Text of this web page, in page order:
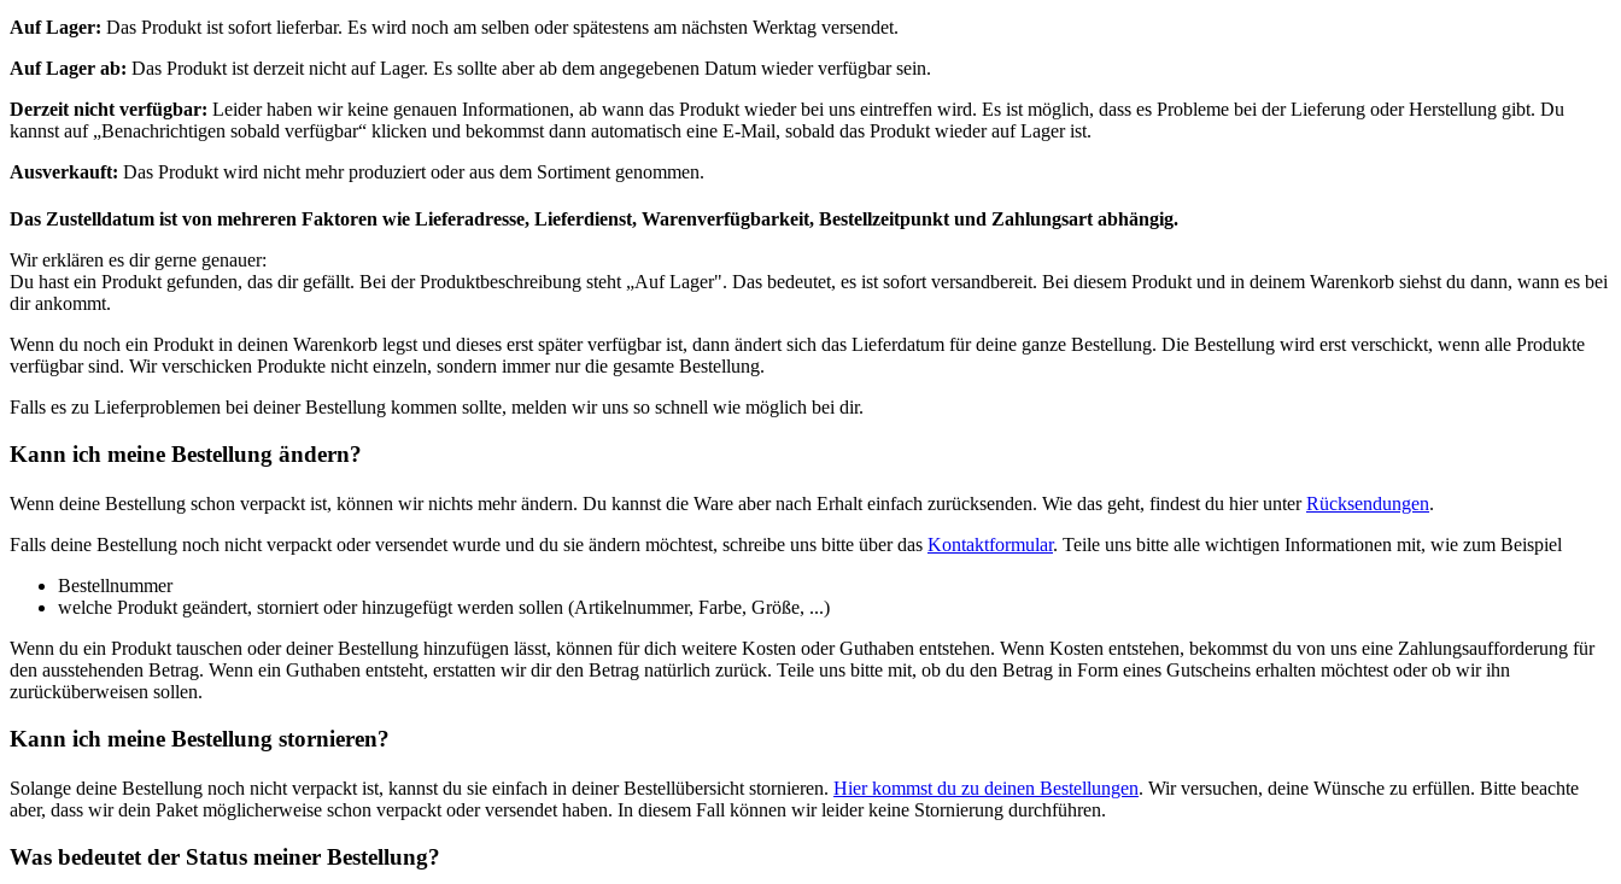
Auf Lager: Das Produkt ist sofort lieferbar. Es wird noch am selben oder spätestens am nächsten Werktag versendet.
Auf Lager ab: Das Produkt ist derzeit nicht auf Lager. Es sollte aber ab dem angegebenen Datum wieder verfügbar sein.
Derzeit nicht verfügbar: Leider haben wir keine genauen Informationen, ab wann das Produkt wieder bei uns eintreffen wird. Es ist möglich, dass es Probleme bei der Lieferung oder Herstellung gibt. Du
kannst auf „Benachrichtigen sobald verfügbar“ klicken und bekommst dann automatisch eine E-Mail, sobald das Produkt wieder auf Lager ist.
Ausverkauft: Das Produkt wird nicht mehr produziert oder aus dem Sortiment genommen.
Das Zustelldatum ist von mehreren Faktoren wie Lieferadresse, Lieferdienst, Warenverfügbarkeit, Bestellzeitpunkt und Zahlungsart abhängig.
Wir erklären es dir gerne genauer:
Du hast ein Produkt gefunden, das dir gefällt. Bei der Produktbeschreibung steht „Auf Lager". Das bedeutet, es ist sofort versandbereit. Bei diesem Produkt und in deinem Warenkorb siehst du dann, wann es bei
dir ankommt.
Wenn du noch ein Produkt in deinen Warenkorb legst und dieses erst später verfügbar ist, dann ändert sich das Lieferdatum für deine ganze Bestellung. Die Bestellung wird erst verschickt, wenn alle Produkte
verfügbar sind. Wir verschicken Produkte nicht einzeln, sondern immer nur die gesamte Bestellung.
Falls es zu Lieferproblemen bei deiner Bestellung kommen sollte, melden wir uns so schnell wie möglich bei dir.
Kann ich meine Bestellung ändern?
Wenn deine Bestellung schon verpackt ist, können wir nichts mehr ändern. Du kannst die Ware aber nach Erhalt einfach zurücksenden. Wie das geht, findest du hier unterRücksendungen.
Falls deine Bestellung noch nicht verpackt oder versendet wurde und du sie ändern möchtest, schreibe uns bitte über das Kontaktformular. Teile uns bitte alle wichtigen Informationen mit, wie zum Beispiel
Bestellnummer
welche Produkt geändert, storniert oder hinzugefügt werden sollen (Artikelnummer, Farbe, Größe, ...)
Wenn du ein Produkt tauschen oder deiner Bestellung hinzufügen lässt, können für dich weitere Kosten oder Guthaben entstehen. Wenn Kosten entstehen, bekommst du von uns eine Zahlungsaufforderung für
den ausstehenden Betrag. Wenn ein Guthaben entsteht, erstatten wir dir den Betrag natürlich zurück. Teile uns bitte mit, ob du den Betrag in Form eines Gutscheins erhalten möchtest oder ob wir ihn
zurücküberweisen sollen.
Kann ich meine Bestellung stornieren?
Solange deine Bestellung noch nicht verpackt ist, kannst du sie einfach in deiner Bestellübersicht stornieren. Hier kommst du zu deinen Bestellungen. Wir versuchen, deine Wünsche zu erfüllen. Bitte beachte
aber, dass wir dein Paket möglicherweise schon verpackt oder versendet haben. In diesem Fall können wir leider keine Stornierung durchführen.
Was bedeutet der Status meiner Bestellung?